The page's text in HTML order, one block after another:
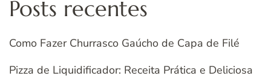
Posts recentes
Como Fazer Churrasco Gaúcho de Capa de Filé
Pizza de Liquidificador: Receita Prática e Deliciosa